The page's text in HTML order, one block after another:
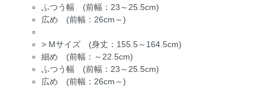
ふつう幅 (前幅：23～25.5cm)
広め (前幅：26cm～)
> Mサイズ (身丈：155.5～164.5cm)
細め (前幅：～22.5cm)
ふつう幅 (前幅：23～25.5cm)
広め (前幅：26cm～)